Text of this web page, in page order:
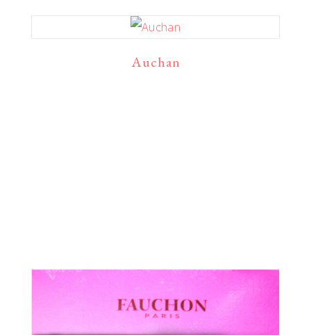
Auchan